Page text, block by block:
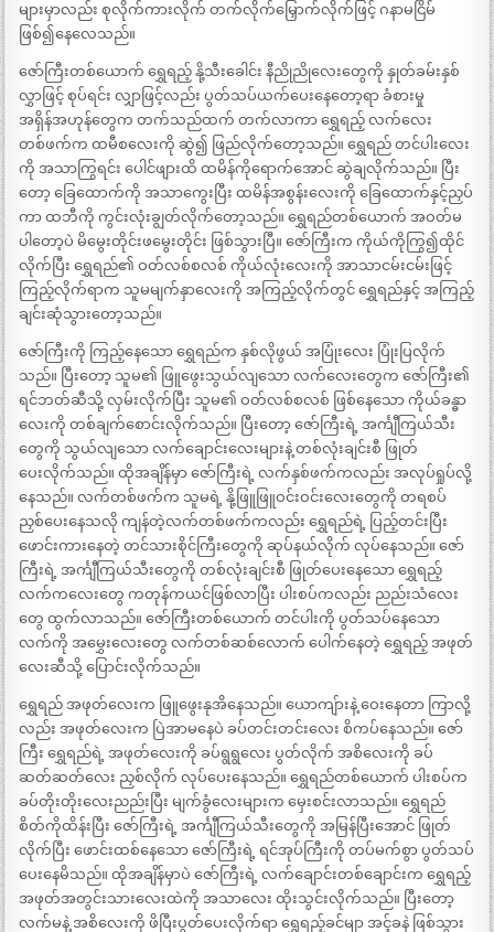
များမှာလည်း စုလိုက်ကားလိုက် တက်လိုက်မြှောက်လိုက်ဖြင့် ဂနာမငြိမ်
ဖြစ်၍နေလေသည်။
ဇော်ကြီးတစ်ယောက် ရွှေရည့် နို့သီးခေါင်း နီညိုညိုလေးတွေကို နှုတ်ခမ်းနှစ်
လွှာဖြင့် စုပ်ရင်း လျှာဖြင့်လည်း ပွတ်သပ်ယက်ပေးနေတော့ရာ ခံစားမှု
အရှိန်အဟုန်တွေက တက်သည်ထက် တက်လာကာ ရွှေရည့် လက်လေး
တစ်ဖက်က ထမီစလေးကို ဆွဲ၍ ဖြည်လိုက်တော့သည်။ ရွှေရည် တင်ပါးလေး
ကို အသာကြွရင်း ပေါင်ဖျားထိ ထမိန်ကိုရောက်အောင် ဆွဲချလိုက်သည်။ ပြီး
တော့ ခြေထောက်ကို အသာကွေးပြီး ထမိန်အစွန်းလေးကို ခြေထောက်နှင့်ညှပ်
ကာ ထဘီကို ကွင်းလုံးချွတ်လိုက်တော့သည်။ ရွှေရည်တစ်ယောက် အဝတ်မ
ပါတော့ပဲ မိမွေးတိုင်းဖမွေးတိုင်း ဖြစ်သွားပြီ။ ဇော်ကြီးက ကိုယ်ကိုကြွ၍ထိုင်
လိုက်ပြီး ရွှေရည်၏ ဝတ်လစ်စလစ် ကိုယ်လုံးလေးကို အာသာငမ်းငမ်းဖြင့်
ကြည့်လိုက်ရာက သူမမျက်နှာလေးကို အကြည့်လိုက်တွင် ရွှေရည်နှင့် အကြည့်
ချင်းဆုံသွားတော့သည်။
ဇော်ကြီးကို ကြည့်နေသော ရွှေရည်က နှစ်လိုဖွယ် အပြုံးလေး ပြုံးပြလိုက်
သည်။ ပြီးတော့ သူမ၏ ဖြူဖွေးသွယ်လျသော လက်လေးတွေက ဇော်ကြီး၏
ရင်ဘတ်ဆီသို့ လှမ်းလိုက်ပြီး သူမ၏ ဝတ်လစ်စလစ် ဖြစ်နေသော ကိုယ်ခန္ဓာ
လေးကို တစ်ချက်စောင်းလိုက်သည်။ ပြီးတော့ ဇော်ကြီးရဲ့ အင်္ကျီကြယ်သီး
တွေကို သွယ်လျသော လက်ချောင်းလေးများနဲ့ တစ်လုံးချင်းစီ ဖြုတ်
ပေးလိုက်သည်။ ထိုအချိန်မှာ ဇော်ကြီးရဲ့ လက်နှစ်ဖက်ကလည်း အလုပ်ရှုပ်လို့
နေသည်။ လက်တစ်ဖက်က သူမရဲ့ နို့ဖြူဖြူဝင်းဝင်းလေးတွေကို တရစပ်
ညှစ်ပေးနေသလို ကျန်တဲ့လက်တစ်ဖက်ကလည်း ရွှေရည်ရဲ့ ပြည့်တင်းပြီး
ဖောင်းကားနေတဲ့ တင်သားစိုင်ကြီးတွေကို ဆုပ်နယ်လိုက် လုပ်နေသည်။ ဇော်
ကြီးရဲ့ အင်္ကျီကြယ်သီးတွေကို တစ်လုံးချင်းစီ ဖြုတ်ပေးနေသော ရွှေရည့်
လက်ကလေးတွေ ကတုန်ကယင်ဖြစ်လာပြီး ပါးစပ်ကလည်း ညည်းသံလေး
တွေ ထွက်လာသည်။ ဇော်ကြီးတစ်ယောက် တင်ပါးကို ပွတ်သပ်နေသော
လက်ကို အမွှေးလေးတွေ လက်တစ်ဆစ်လောက် ပေါက်နေတဲ့ ရွှေရည့် အဖုတ်
လေးဆီသို့ ပြောင်းလိုက်သည်။
ရွှေရည် အဖုတ်လေးက ဖြူဖွေးနုအိနေသည်။ ယောကျ်ားနဲ့ ဝေးနေတာ ကြာလို့
လည်း အဖုတ်လေးက ပြဲအာမနေပဲ ခပ်တင်းတင်းလေး စိကပ်နေသည်။ ဇော်
ကြီး ရွှေရည်ရဲ့ အဖုတ်လေးကို ခပ်ရွရွလေး ပွတ်လိုက် အစိလေးကို ခပ်
ဆတ်ဆတ်လေး ညှစ်လိုက် လုပ်ပေးနေသည်။ ရွှေရည်တစ်ယောက် ပါးစပ်က
ခပ်တိုးတိုးလေးညည်းပြီး မျက်ခွံလေးများက မှေးစင်းလာသည်။ ရွှေရည်
စိတ်ကိုထိန်းပြီး ဇော်ကြီးရဲ့ အင်္ကျီကြယ်သီးတွေကို အမြန်ပြီးအောင် ဖြုတ်
လိုက်ပြီး ဖောင်းထစ်နေသော ဇော်ကြီးရဲ့ ရင်အုပ်ကြီးကို တပ်မက်စွာ ပွတ်သပ်
ပေးနေမိသည်။ ထိုအချိန်မှာပဲ ဇော်ကြီးရဲ့ လက်ချောင်းတစ်ချောင်းက ရွှေရည့်
အဖုတ်အတွင်းသားလေးထဲကို အသာလေး ထိုးသွင်းလိုက်သည်။ ပြီးတော့
လက်မနဲ့ အစိလေးကို ဖိပြီးပွတ်ပေးလိုက်ရာ ရွှေရည့်ခင်မျာ အင့်ခနဲ ဖြစ်သွား